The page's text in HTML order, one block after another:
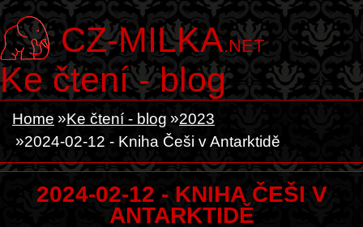
CZ-MILKA.NET
Ke čtení - blog
Home Ke čtení - blog
2023
2024-02-12 - Kniha Češi v Antarktidě
2024-02-12 - KNIHA ČEŠI V
ANTARKTIDĚ